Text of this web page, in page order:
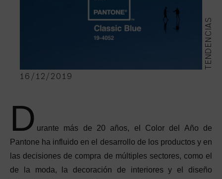
TENDENCIAS
16/12/2019
D urante más de 20 años, el Color del Año de
Pantone ha influido en el desarrollo de los productos y en
las decisiones de compra de múltiples sectores, como el
de la moda, la decoración de interiores y el diseño